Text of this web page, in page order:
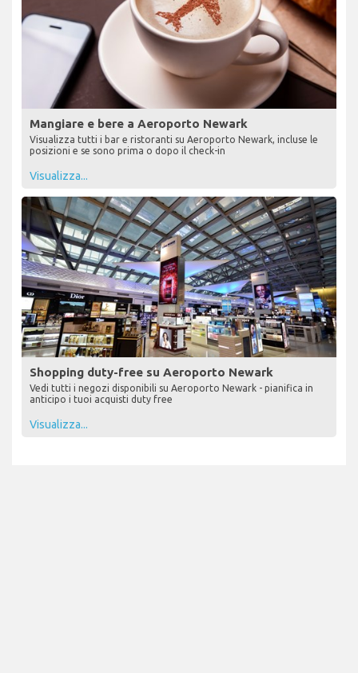
Mangiare e bere a Aeroporto Newark
Visualizza tutti i bar e ristoranti su Aeroporto Newark, incluse le
posizioni e se sono prima o dopo il check-in
Visualizza...
Shopping duty-free su Aeroporto Newark
Vedi tutti i negozi disponibili su Aeroporto Newark - pianifica in
anticipo i tuoi acquisti duty free
Visualizza...